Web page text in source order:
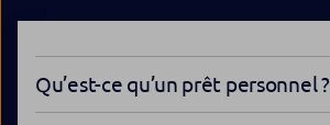
Qu’est-ce qu’un prêt personnel ?